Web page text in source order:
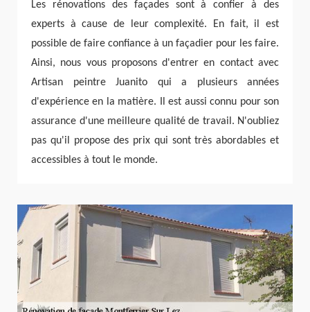
Les rénovations des façades sont à confier à des
experts à cause de leur complexité. En fait, il est
possible de faire confiance à un façadier pour les faire.
Ainsi, nous vous proposons d'entrer en contact avec
Artisan peintre Juanito qui a plusieurs années
d'expérience en la matière. Il est aussi connu pour son
assurance d'une meilleure qualité de travail. N'oubliez
pas qu'il propose des prix qui sont très abordables et
accessibles à tout le monde.